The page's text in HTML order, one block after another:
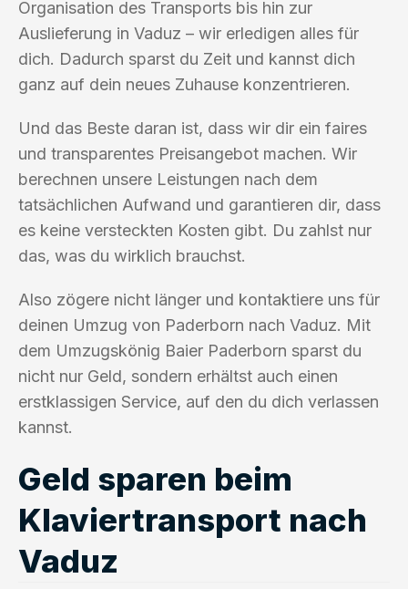
Organisation des Transports bis hin zur
Auslieferung in Vaduz – wir erledigen alles für
dich. Dadurch sparst du Zeit und kannst dich
ganz auf dein neues Zuhause konzentrieren.
Und das Beste daran ist, dass wir dir ein faires
und transparentes Preisangebot machen. Wir
berechnen unsere Leistungen nach dem
tatsächlichen Aufwand und garantieren dir, dass
es keine versteckten Kosten gibt. Du zahlst nur
das, was du wirklich brauchst.
Also zögere nicht länger und kontaktiere uns für
deinen Umzug von Paderborn nach Vaduz. Mit
dem Umzugskönig Baier Paderborn sparst du
nicht nur Geld, sondern erhältst auch einen
erstklassigen Service, auf den du dich verlassen
kannst.
Geld sparen beim
Klaviertransport nach
Vaduz